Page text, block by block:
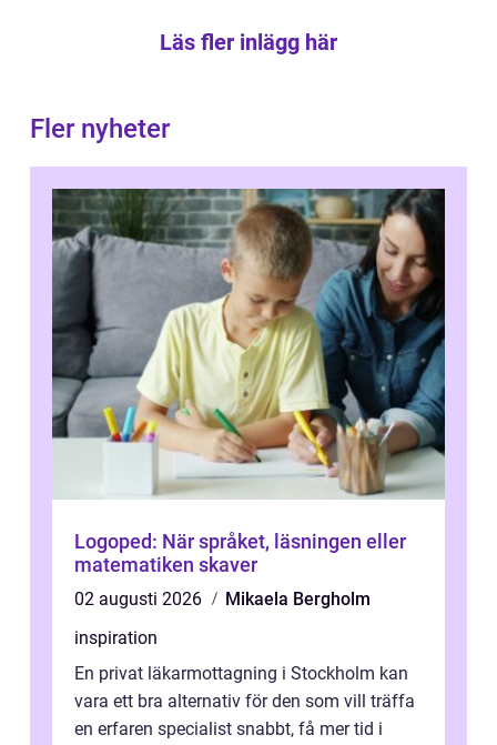
Läs fler inlägg här
Fler nyheter
Logoped: När språket, läsningen eller
matematiken skaver
02 augusti 2026
Mikaela Bergholm
inspiration
En privat läkarmottagning i Stockholm kan
vara ett bra alternativ för den som vill träffa
en erfaren specialist snabbt, få mer tid i